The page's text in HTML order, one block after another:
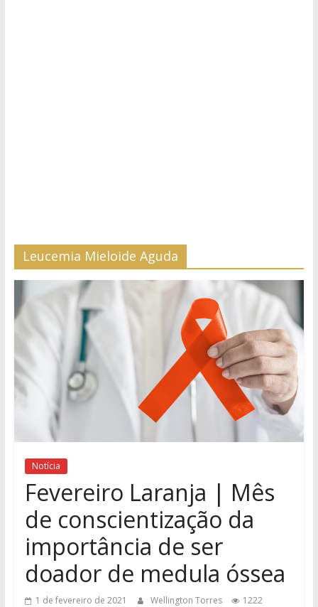
Leucemia Mieloide Aguda
Notícia
Fevereiro Laranja | Mês
de conscientização da
importância de ser
doador de medula óssea
1 de fevereiro de 2021 Wellington Torres
1222